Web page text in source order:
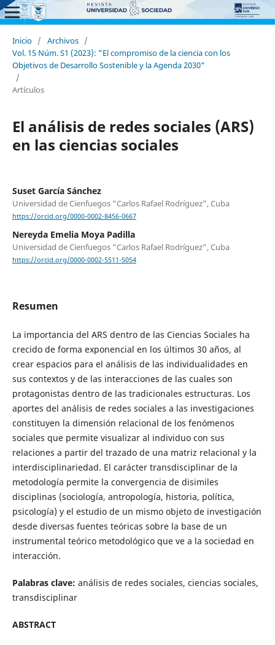
Inicio / Archivos /
Vol. 15 Núm. S1 (2023): "El compromiso de la ciencia con los
Objetivos de Desarrollo Sostenible y la Agenda 2030"
/
Artículos
El análisis de redes sociales (ARS)
en las ciencias sociales
Suset García Sánchez
Universidad de Cienfuegos “Carlos Rafael Rodríguez”, Cuba
https://orcid.org/0000-0002-8456-0667
Nereyda Emelia Moya Padilla
Universidad de Cienfuegos “Carlos Rafael Rodríguez”, Cuba
https://orcid.org/0000-0002-5511-5054
Resumen
La importancia del ARS dentro de las Ciencias Sociales ha
crecido de forma exponencial en los últimos 30 años, al
crear espacios para el análisis de las individualidades en
sus contextos y de las interacciones de las cuales son
protagonistas dentro de las tradicionales estructuras. Los
aportes del análisis de redes sociales a las investigaciones
constituyen la dimensión relacional de los fenómenos
sociales que permite visualizar al individuo con sus
relaciones a partir del trazado de una matriz relacional y la
interdisciplinariedad. El carácter transdisciplinar de la
metodología permite la convergencia de disimiles
disciplinas (sociología, antropología, historia, política,
psicología) y el estudio de un mismo objeto de investigación
desde diversas fuentes teóricas sobre la base de un
instrumental teórico metodológico que ve a la sociedad en
interacción.
Palabras clave: análisis de redes sociales, ciencias sociales,
transdisciplinar
ABSTRACT